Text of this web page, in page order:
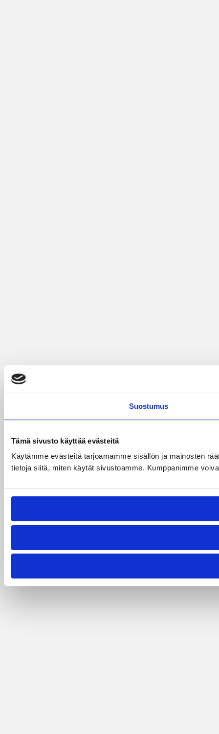
Suostumus
Tämä sivusto käyttää evästeitä
Käytämme evästeitä tarjoamamme sisällön ja mainosten
tietoja siitä, miten käytät sivustoamme. Kumppanimme